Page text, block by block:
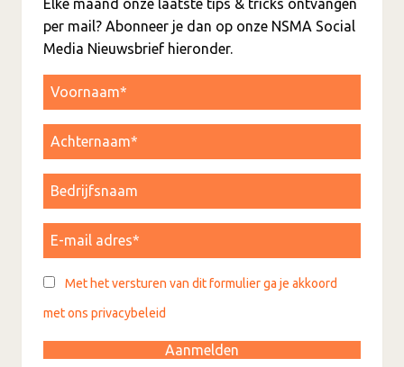
per mail? Abonneer je dan op onze NSMA Social
Media Nieuwsbrief hieronder.
Met het versturen van dit formulier ga je akkoord
met ons privacybeleid